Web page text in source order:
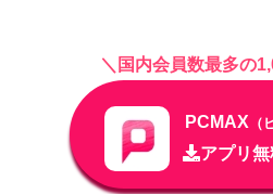
＼国内会員数最多の
PCMAX （
アプリ